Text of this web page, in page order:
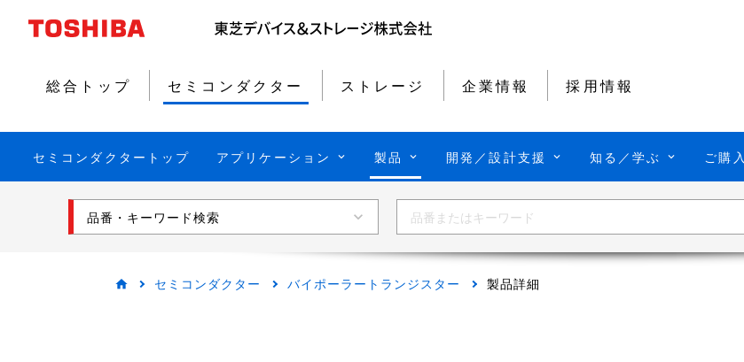
総合トップ セミコンダクター ストレージ 企業情報 採用情報
セミコンダクタートップ アプリケーション 製品 開発／設計支援 知る／学ぶ ご購入
品番・キーワード検索
セミコンダクター バイポーラートランジスター 製品詳細